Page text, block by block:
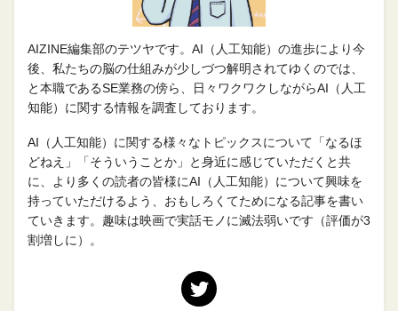
AIZINE編集部のテツヤです。AI（人工知能）の進歩により今
後、私たちの脳の仕組みが少しづつ解明されてゆくのでは、
と本職であるSE業務の傍ら、日々ワクワクしながらAI（人工
知能）に関する情報を調査しております。
AI（人工知能）に関する様々なトピックスについて「なるほ
どねえ」「そういうことか」と身近に感じていただくと共
に、より多くの読者の皆様にAI（人工知能）について興味を
持っていただけるよう、おもしろくてためになる記事を書い
ていきます。趣味は映画で実話モノに滅法弱いです（評価が3
割増しに）。